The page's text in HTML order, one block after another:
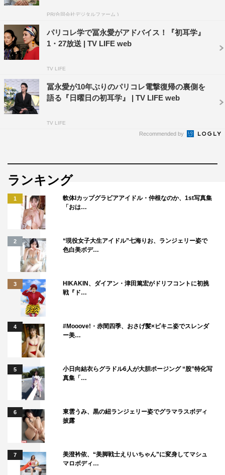
©MBS
さらに、SNSで話題になった調理器具に関する出題も。
見た目は普通のおろし金なのにわさびを最高においしくす
るというおろし金のデザインに隠された、出演者一同が驚
いたのヒミツとは？
『林先生が驚く 初耳学！』
MBS／TBS系
いとうあさこ、川合俊一、澤部佑（ハライチ）、新川優
愛、千原ジュニア、中島健人（Sexy Zone）、藤田ニコル
©MBS
PR(合同会社デジタルファーム )
パリコレ学で冨永愛がアドバイス！『初耳学』
1・27放送 | TV LIFE web
TV LIFE
冨永愛が10年ぶりのパリコレ電撃復帰の裏側を
語る『日曜日の初耳学』 | TV LIFE web
TV LIFE
Recommended by
ランキング
1
軟体Iカップグラビアアイドル・仲根なのか、1st写真集
「おは…
2
“現役女子大生アイドル”七海りお、ランジェリー姿で
色白美ボデ…
3
HIKAKIN、ダイアン・津田篤宏がドリフコントに初挑
戦『ド…
4
#Mooove!・赤間四季、おさげ髪×ビキニ姿でスレンダ
ー美…
5
小日向結衣らグラドル6人が大胆ポージング “股”特化写
真集「…
6
東雲うみ、黒の紐ランジェリー姿でグラマラスボディ
披露
7
美澄衿依、“美脚戦士えりいちゃん”に変身してマシュ
マロボディ…